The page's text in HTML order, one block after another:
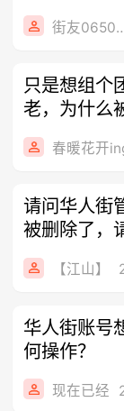
街友
只是想组个
老，为什么
春暖花开
请问华人街
被删除了，
【江山】
华人街账号
何操作？
现在已经